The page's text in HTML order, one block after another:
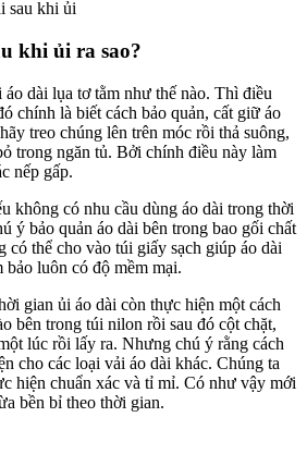
sau khi ủi
khi ủi ra sao?
dài lụa tơ tằm như thế nào. Thì điều
chính là biết cách bảo quản, cất giữ áo
treo chúng lên trên móc rồi thả suông,
trong ngăn tủ. Bởi chính điều này làm
nếp gấp.
không có nhu cầu dùng áo dài trong thời
ý bảo quản áo dài bên trong bao gối chất
có thể cho vào túi giấy sạch giúp áo dài
luôn có độ mềm mại.
gian ủi áo dài còn thực hiện một cách
bên trong túi nilon rồi sau đó cột chặt,
lúc rồi lấy ra. Nhưng chú ý rằng cách
cho các loại vải áo dài khác. Chúng ta
hiện chuẩn xác và tỉ mỉ. Có như vậy mới
bền bỉ theo thời gian.